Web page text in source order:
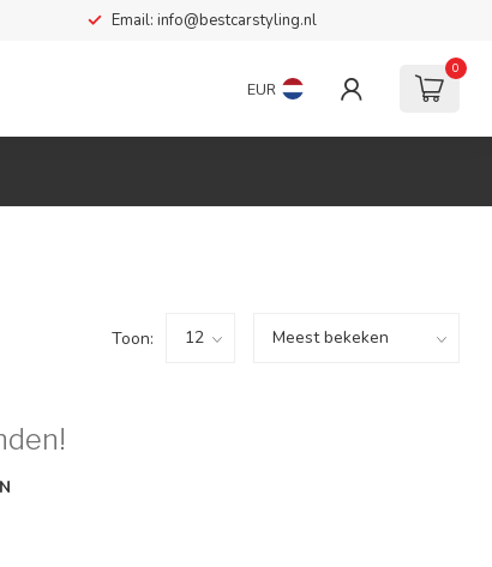
Email: info@bestcarstyling.nl
EUR
0
Toon: